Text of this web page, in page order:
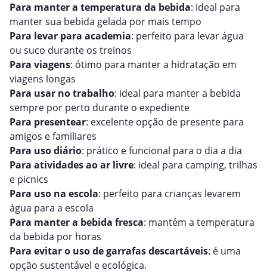
Para manter a temperatura da bebida: ideal para
manter sua bebida gelada por mais tempo
Para levar para academia: perfeito para levar água
ou suco durante os treinos
Para viagens: ótimo para manter a hidratação em
viagens longas
Para usar no trabalho: ideal para manter a bebida
sempre por perto durante o expediente
Para presentear: excelente opção de presente para
amigos e familiares
Para uso diário: prático e funcional para o dia a dia
Para atividades ao ar livre: ideal para camping, trilhas
e picnics
Para uso na escola: perfeito para crianças levarem
água para a escola
Para manter a bebida fresca: mantém a temperatura
da bebida por horas
Para evitar o uso de garrafas descartáveis: é uma
opção sustentável e ecológica.